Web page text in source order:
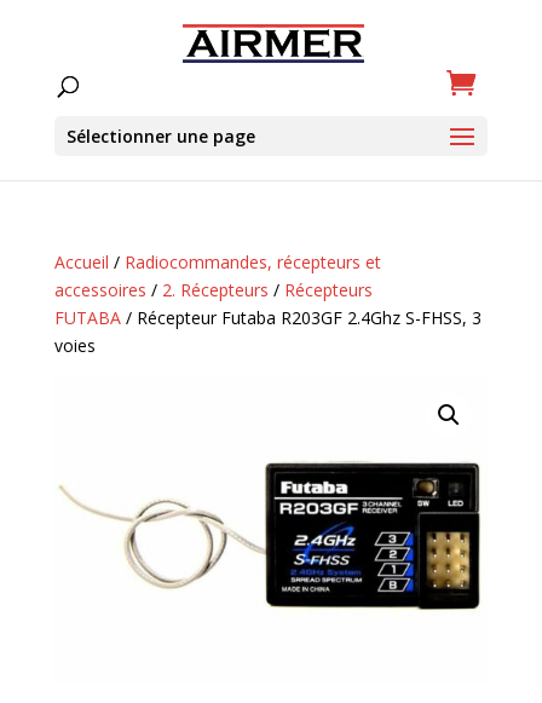
Sélectionner une page
Accueil / Radiocommandes, récepteurs et
accessoires / 2. Récepteurs / Récepteurs
FUTABA/ Récepteur Futaba R203GF 2.4Ghz S-FHSS, 3
voies